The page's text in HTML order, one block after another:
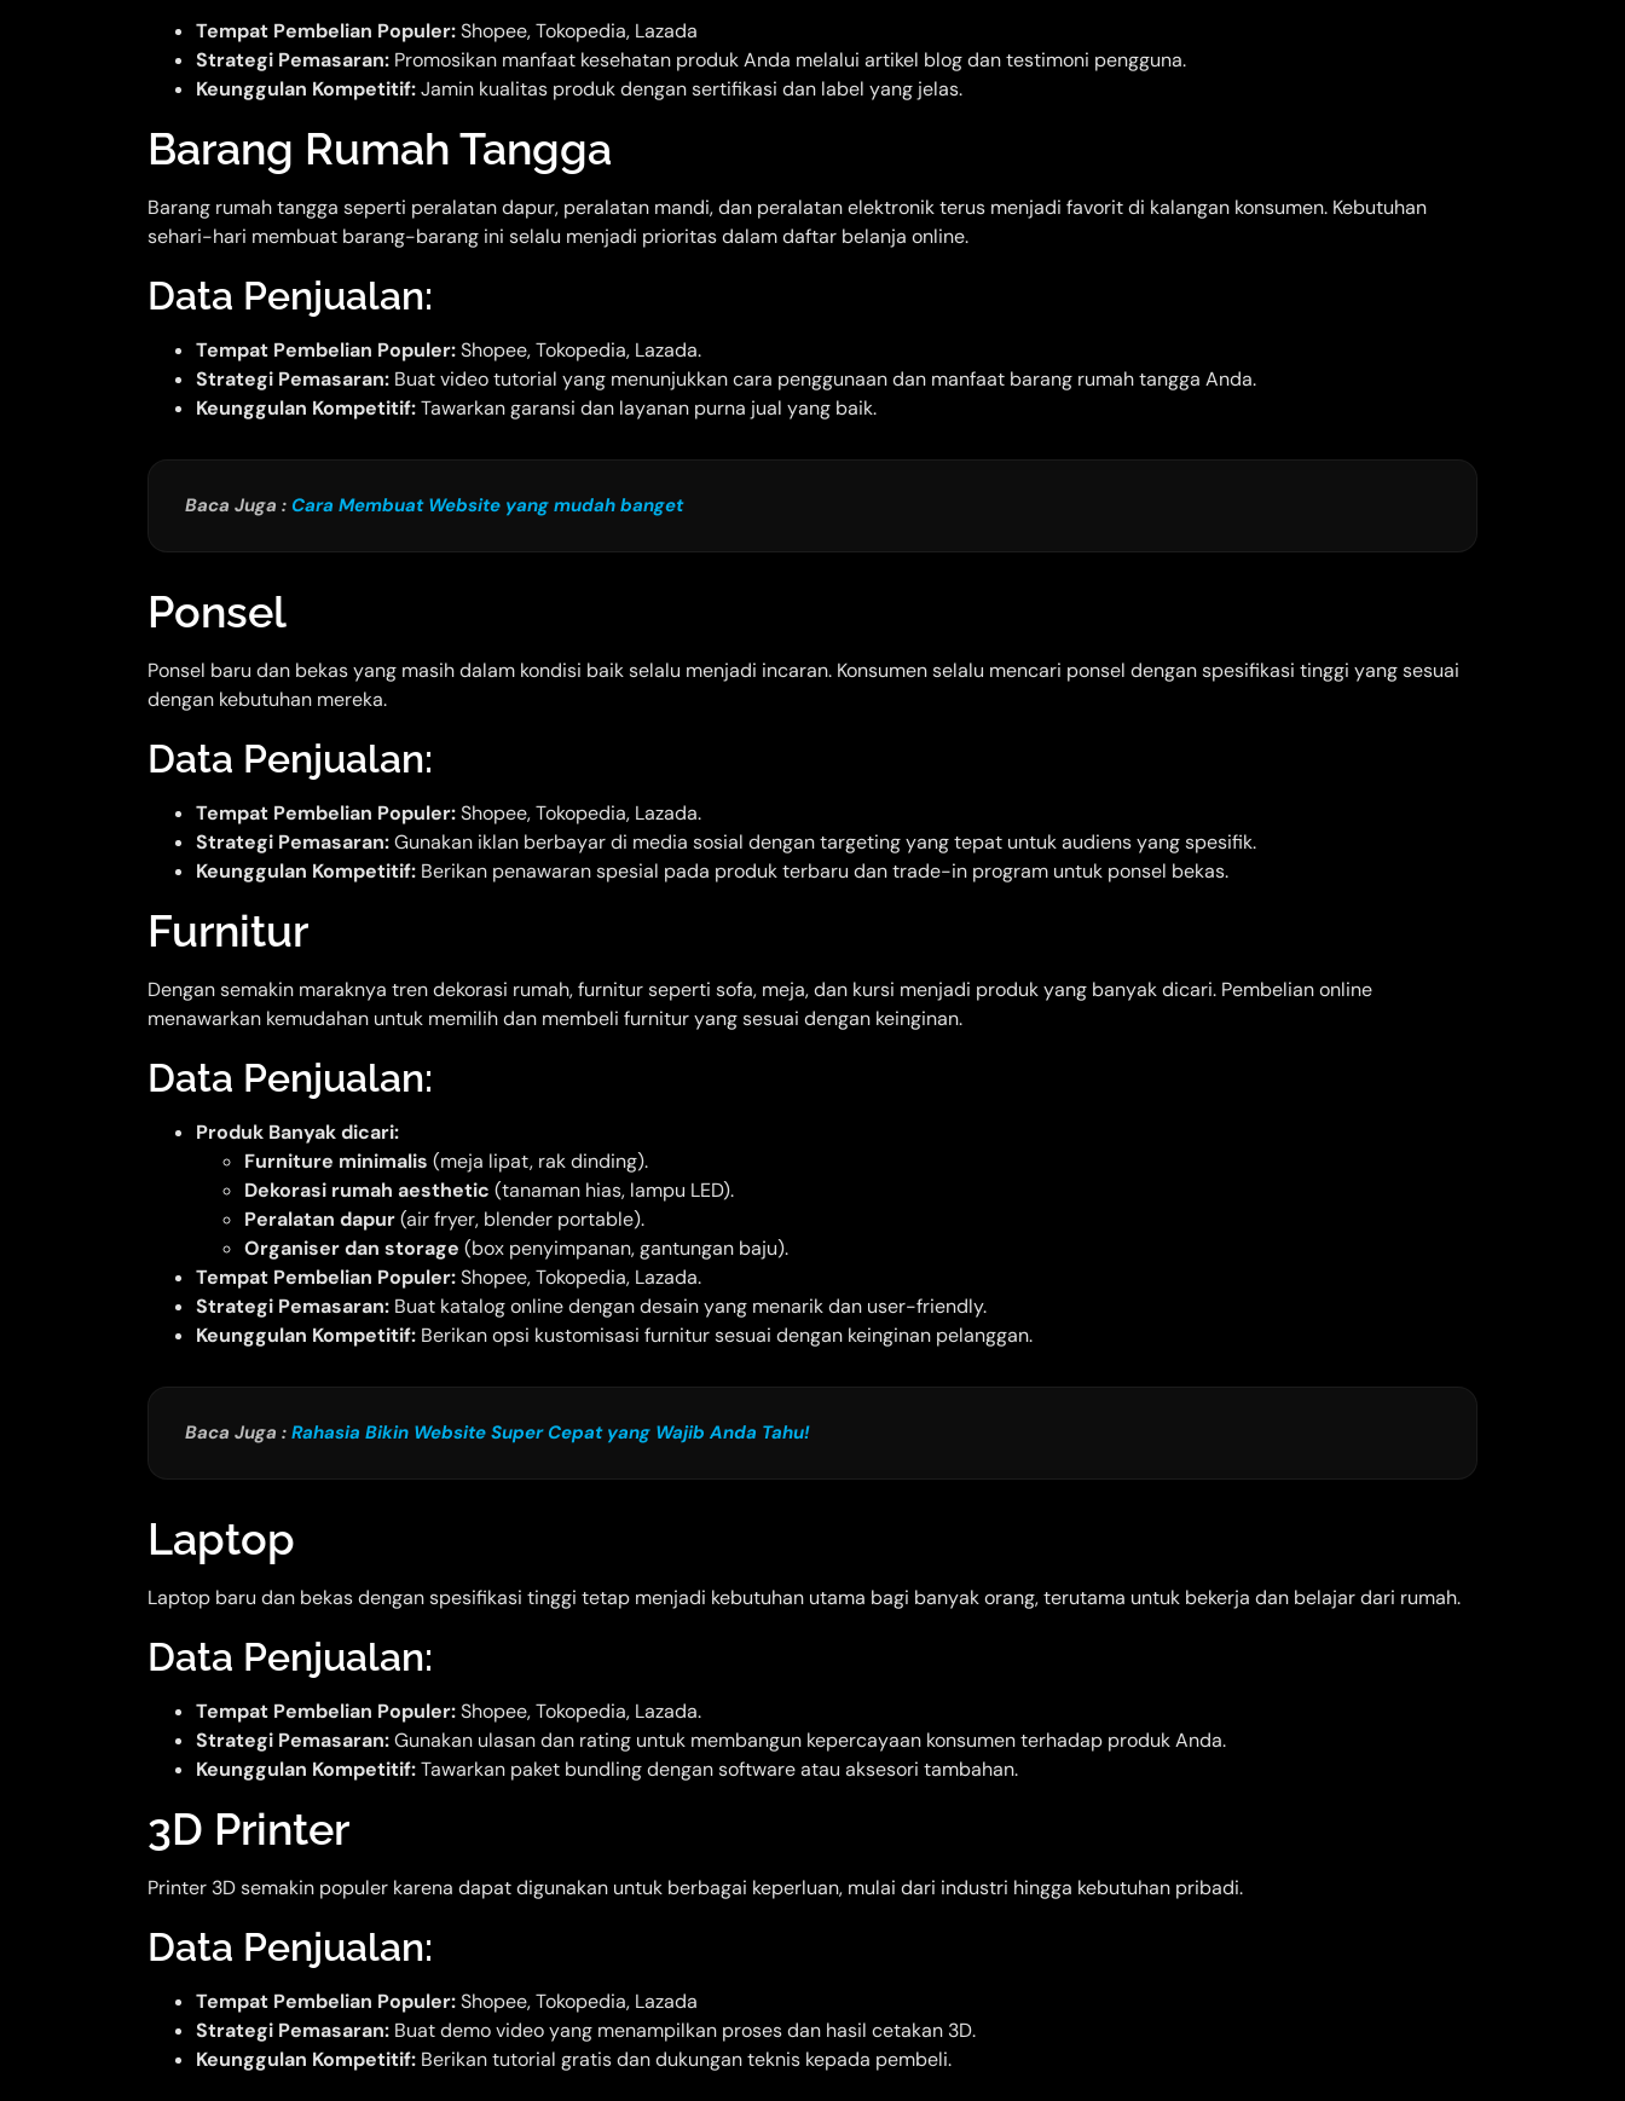
Tempat Pembelian Populer:Shopee, Tokopedia, Lazada
Strategi Pemasaran:Promosikan manfaat kesehatan produk Anda melalui artikel blog dan testimoni pengguna.
Keunggulan Kompetitif:Jamin kualitas produk dengan sertifikasi dan label yang jelas.
Barang Rumah Tangga
Barang rumah tangga seperti peralatan dapur, peralatan mandi, dan peralatan elektronik terus menjadi favorit di kalangan konsumen. Kebutuhan
sehari-hari membuat barang-barang ini selalu menjadi prioritas dalam daftar belanja online.
Data Penjualan:
Tempat Pembelian Populer:Shopee, Tokopedia, Lazada.
Strategi Pemasaran: Buat video tutorial yang menunjukkan cara penggunaan dan manfaat barang rumah tangga Anda.
Keunggulan Kompetitif:Tawarkan garansi dan layanan purna jual yang baik.
Baca Juga : Cara Membuat Website yang mudah banget
Ponsel
Ponsel baru dan bekas yang masih dalam kondisi baik selalu menjadi incaran. Konsumen selalu mencari ponsel dengan spesifikasi tinggi yang sesuai
dengan kebutuhan mereka.
Data Penjualan:
Tempat Pembelian Populer:Shopee, Tokopedia, Lazada.
Strategi Pemasaran:Gunakan iklan berbayar di media sosial dengan targeting yang tepat untuk audiens yang spesifik.
Keunggulan Kompetitif: Berikan penawaran spesial pada produk terbaru dan trade-in program untuk ponsel bekas.
Furnitur
Dengan semakin maraknya tren dekorasi rumah, furnitur seperti sofa, meja, dan kursi menjadi produk yang banyak dicari. Pembelian online
menawarkan kemudahan untuk memilih dan membeli furnitur yang sesuai dengan keinginan.
Data Penjualan:
Produk Banyak dicari:
Furniture minimalis (meja lipat, rak dinding).
Dekorasi rumah aesthetic (tanaman hias, lampu LED).
Peralatan dapur(air fryer, blender portable).
Organiser dan storage (box penyimpanan, gantungan baju).
Tempat Pembelian Populer:Shopee, Tokopedia, Lazada.
Strategi Pemasaran:Buat katalog online dengan desain yang menarik dan user-friendly.
Keunggulan Kompetitif:Berikan opsi kustomisasi furnitur sesuai dengan keinginan pelanggan.
Baca Juga : Rahasia Bikin Website Super Cepat yang Wajib Anda Tahu!
Laptop
Laptop baru dan bekas dengan spesifikasi tinggi tetap menjadi kebutuhan utama bagi banyak orang, terutama untuk bekerja dan belajar dari rumah.
Data Penjualan:
Tempat Pembelian Populer:Shopee, Tokopedia, Lazada.
Strategi Pemasaran:Gunakan ulasan dan rating untuk membangun kepercayaan konsumen terhadap produk Anda.
Keunggulan Kompetitif:Tawarkan paket bundling dengan software atau aksesori tambahan.
3D Printer
Printer 3D semakin populer karena dapat digunakan untuk berbagai keperluan, mulai dari industri hingga kebutuhan pribadi.
Data Penjualan:
Tempat Pembelian Populer:Shopee, Tokopedia, Lazada
Strategi Pemasaran:Buat demo video yang menampilkan proses dan hasil cetakan 3D.
Keunggulan Kompetitif:Berikan tutorial gratis dan dukungan teknis kepada pembeli.